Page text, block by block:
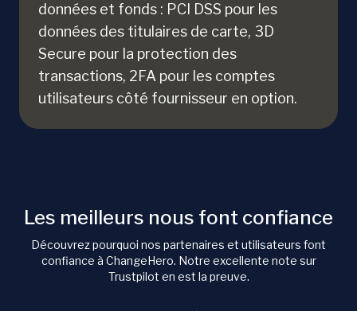
données et fonds : PCI DSS pour les
données des titulaires de carte, 3D
Secure pour la protection des
transactions, 2FA pour les comptes
utilisateurs côté fournisseur en option.
Les meilleurs nous font confiance
Découvrez pourquoi nos partenaires et utilisateurs font
confiance à ChangeHero. Notre excellente note sur
Trustpilot en est la preuve.